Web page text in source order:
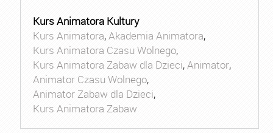
Kurs Animatora Kultury
Kurs Animatora,Akademia Animatora,
Kurs Animatora Czasu Wolnego,
Kurs Animatora Zabaw dla Dzieci,Animator,
Animator Czasu Wolnego,
Animator Zabaw dla Dzieci,
Kurs Animatora Zabaw